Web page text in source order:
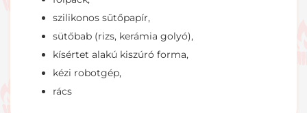
szilikonos sütőpapír,
sütőbab (rizs, kerámia golyó),
kísértet alakú kiszúró forma,
kézi robotgép,
rács